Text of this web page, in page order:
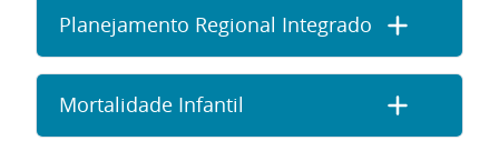
Planejamento Regional Integrado
Mortalidade Infantil